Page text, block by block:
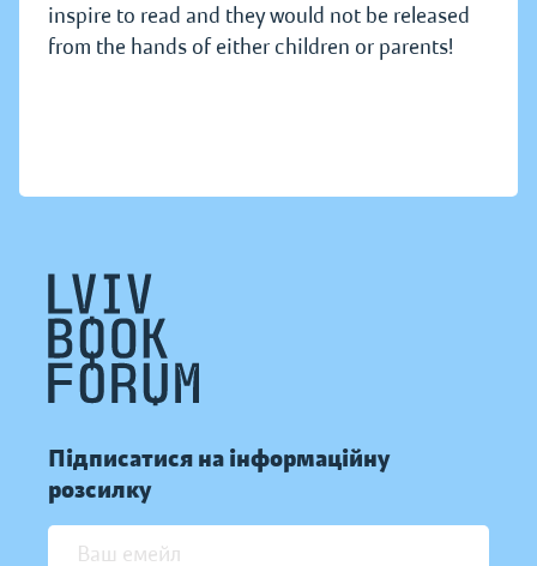
inspire to read and they would not be released
from the hands of either children or parents!
Підписатися на інформаційну
розсилку